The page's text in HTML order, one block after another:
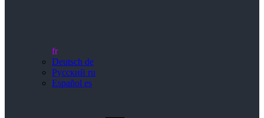
fr
Deutsch de
Русский ru
Español es